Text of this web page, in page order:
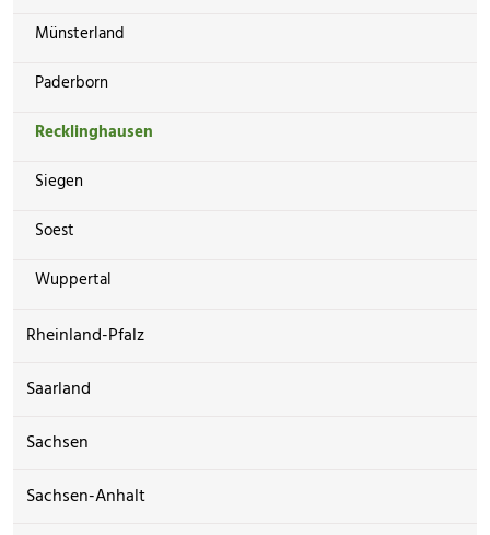
Münsterland
Paderborn
Recklinghausen
Siegen
Soest
Wuppertal
Rheinland-Pfalz
Saarland
Sachsen
Sachsen-Anhalt